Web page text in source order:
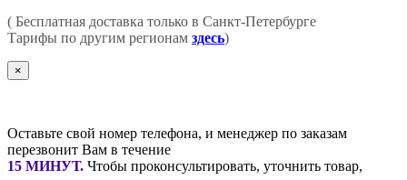
( Бесплатная доставка только в Санкт-Петербурге
Тарифы по другим регионам здесь)
×
Оставьте свой номер телефона, и менеджер по заказам
перезвонит Вам в течение
15 МИНУТ. Чтобы проконсультировать, уточнить товар,